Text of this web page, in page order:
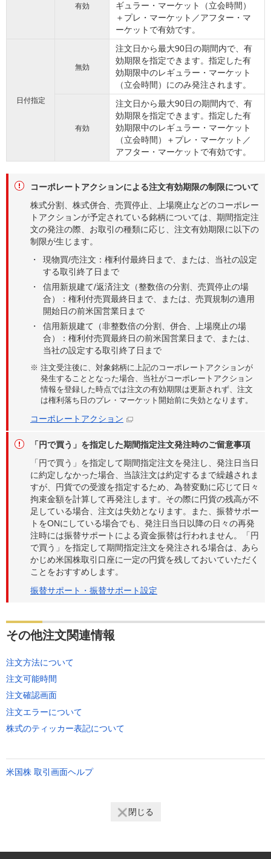
有効
ギュラー・マーケット（立会時間）
＋プレ・マーケット／アフター・マ
ーケットで有効です。
日付指定
無効
注文日から最大90日の期間内で、有
効期限を指定できます。指定した有
効期限中のレギュラー・マーケット
（立会時間）にのみ発注されます。
有効
注文日から最大90日の期間内で、有
効期限を指定できます。指定した有
効期限中のレギュラー・マーケット
（立会時間）＋プレ・マーケット／
アフター・マーケットで有効です。
コーポレートアクションによる注文有効期限の制限について
株式分割、株式併合、売買停止、上場廃止などのコーポレー
トアクションが予定されている銘柄については、期間指定注
文の発注の際、お取引の種類に応じ、注文有効期限に以下の
制限が生じます。
現物買/売注文：権利付最終日まで、または、当社の設定
する取引終了日まで
信用新規建て/返済注文（整数倍の分割、売買停止の場
合）：権利付売買最終日まで、または、売買規制の適用
開始日の前米国営業日まで
信用新規建て（非整数倍の分割、併合、上場廃止の場
合）：権利付売買最終日の前米国営業日まで、または、
当社の設定する取引終了日まで
※ 注文受注後に、対象銘柄に上記のコーポレートアクションが
発生することとなった場合、当社がコーポレートアクション
情報を登録した時点では注文の有効期限は更新されず、注文
は権利落ち日のプレ・マーケット開始前に失効となります。
コーポレートアクション
「円で買う」を指定した期間指定注文発注時のご留意事項
「円で買う」を指定して期間指定注文を発注し、発注日当日
に約定しなかった場合、当該注文は約定するまで繰越されま
すが、円貨での受渡を指定するため、為替変動に応じて日々
拘束金額を計算して再発注します。その際に円貨の残高が不
足している場合、注文は失効となります。また、振替サポー
トをONにしている場合でも、発注日当日以降の日々の再発
注時には振替サポートによる資金振替は行われません。「円
で買う」を指定して期間指定注文を発注される場合は、あら
かじめ米国株取引口座に一定の円貨を残しておいていただく
ことをおすすめします。
振替サポート・振替サポート設定
その他注文関連情報
注文方法について
注文可能時間
注文確認画面
注文エラーについて
株式のティッカー表記について
米国株 取引画面ヘルプ
閉じる